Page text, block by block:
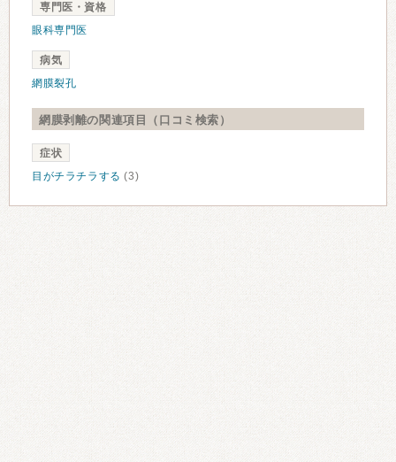
専門医・資格
眼科専門医
病気
網膜裂孔
網膜剥離の関連項目（口コミ検索）
症状
目がチラチラする (3)